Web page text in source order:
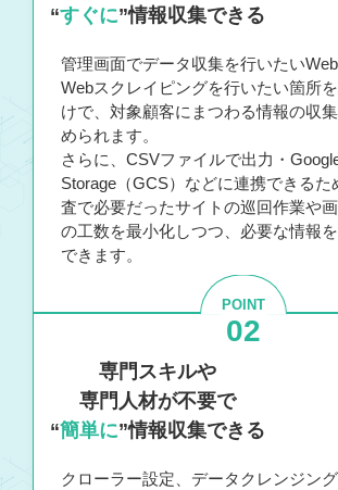
“すぐに”情報収集できる
管理画面でデータ収集を行いたい
Webスクレイピングを行いたい箇所
けで、対象顧客にまつわる情報の収
められます。
さらに、CSVファイルで出力・
Storage（GCS）などに連携できるた
査で必要だったサイトの巡回作業や
の工数を最小化しつつ、必要な情報
できます。
POINT
02
専門スキルや
専門人材が不要で
“簡単に”情報収集できる
クローラー設定、データクレンジン